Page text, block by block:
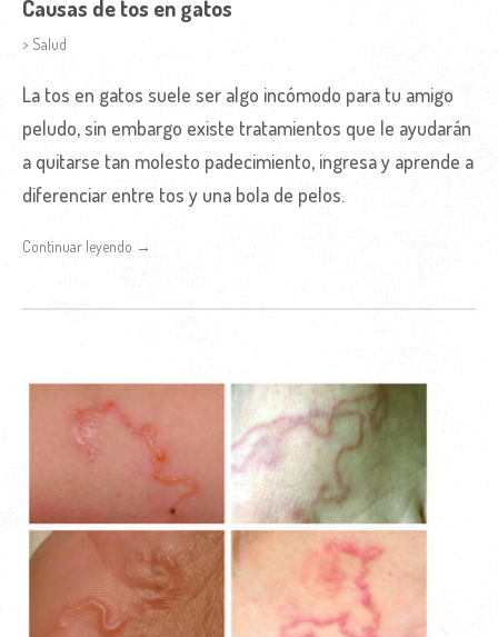
Causas de tos en gatos
> Salud
La tos en gatos suele ser algo incómodo para tu amigo
peludo, sin embargo existe tratamientos que le ayudarán
a quitarse tan molesto padecimiento, ingresa y aprende a
diferenciar entre tos y una bola de pelos.
Continuar leyendo →